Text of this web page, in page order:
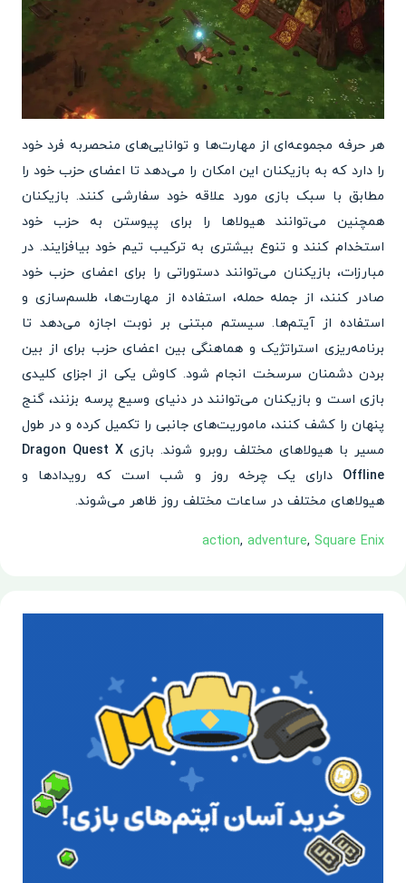
هر حرفه مجموعه‌ای از مهارت‌ها و توانایی‌های منحصربه فرد خود
را دارد که به بازیکنان این امکان را می‌دهد تا اعضای حزب خود را
مطابق با سبک بازی مورد علاقه خود سفارشی کنند. بازیکنان
همچنین می‌توانند هیولاها را برای پیوستن به حزب خود
استخدام کنند و تنوع بیشتری به ترکیب تیم خود بیافزایند. در
مبارزات، بازیکنان می‌توانند دستوراتی را برای اعضای حزب خود
صادر کنند، از جمله حمله، استفاده از مهارت‌ها، طلسم‌سازی و
استفاده از آیتم‌ها. سیستم مبتنی بر نوبت اجازه می‌دهد تا
برنامه‌ریزی استراتژیک و هماهنگی بین اعضای حزب برای از بین
بردن دشمنان سرسخت انجام شود. کاوش یکی از اجزای کلیدی
بازی است و بازیکنان می‌توانند در دنیای وسیع پرسه بزنند، گنج
پنهان را کشف کنند، ماموریت‌های جانبی را تکمیل کرده و در طول
مسیر با هیولاهای مختلف روبرو شوند. بازی Dragon Quest X
Offline دارای یک چرخه روز و شب است که رویدادها و
هیولاهای مختلف در ساعات مختلف روز ظاهر می‌شوند.
action, adventure, Square Enix